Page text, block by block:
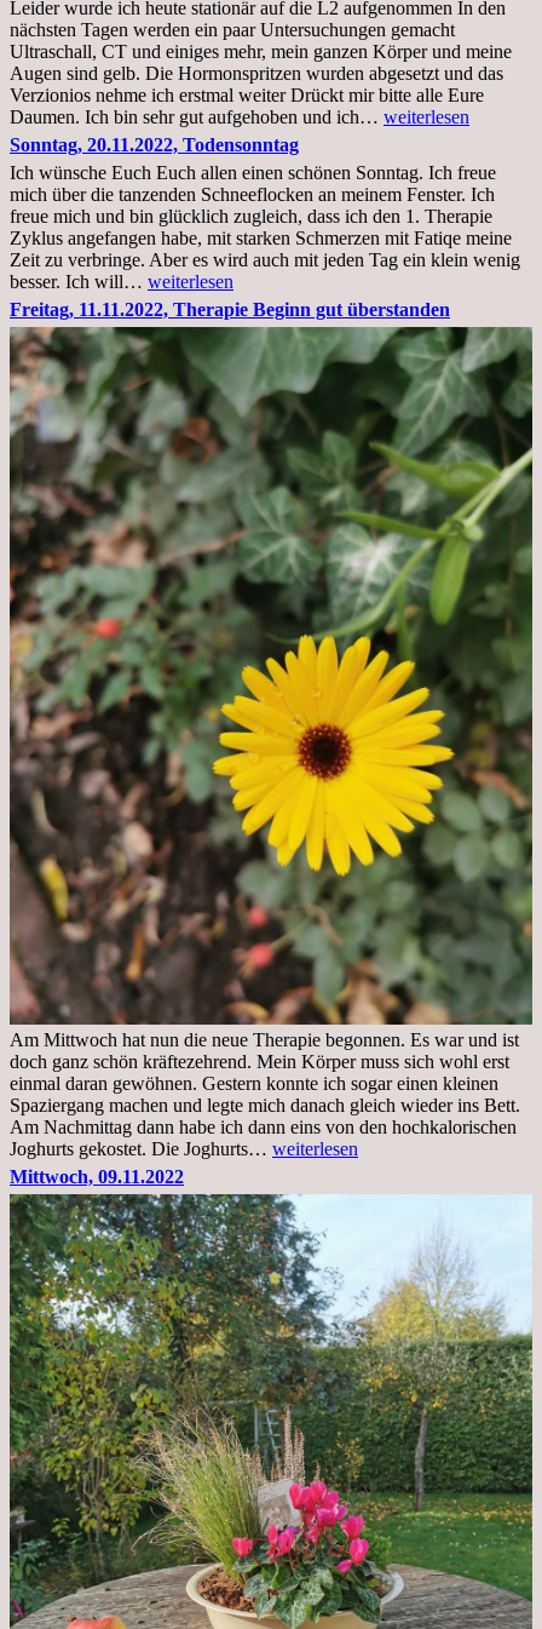
Leider wurde ich heute stationär auf die L2 aufgenommen In den
nächsten Tagen werden ein paar Untersuchungen gemacht
Ultraschall, CT und einiges mehr, mein ganzen Körper und meine
Augen sind gelb. Die Hormonspritzen wurden abgesetzt und das
Verzionios nehme ich erstmal weiter Drückt mir bitte alle Eure
Daumen. Ich bin sehr gut aufgehoben und ich… Mittwoch.
Krankenhaus
stationär
weiterlesen
Sonntag, 20.11.2022, Todensonntag
Ich wünsche Euch Euch allen einen schönen Sonntag. Ich freue
mich über die tanzenden Schneeflocken an meinem Fenster. Ich
freue mich und bin glücklich zugleich, dass ich den 1. Therapie
Zyklus angefangen habe, mit starken Schmerzen mit Fatiqe meine
Zeit zu verbringe. Aber es wird auch mit jeden Tag ein klein wenig
besser. Ich will… Sonntag,
20.11.2022,
Todensonntag
weiterlesen
Freitag, 11.11.2022, Therapie Beginn gut überstanden
Am Mittwoch hat nun die neue Therapie begonnen. Es war und ist
doch ganz schön kräftezehrend. Mein Körper muss sich wohl erst
einmal daran gewöhnen. Gestern konnte ich sogar einen kleinen
Spaziergang machen und legte mich danach gleich wieder ins Bett.
Am Nachmittag dann habe ich dann eins von den hochkalorischen
Joghurts gekostet. Die Joghurts… Freitag,
Therapie
Beginn
gut
überstanden
weiterlesen
Mittwoch, 09.11.2022